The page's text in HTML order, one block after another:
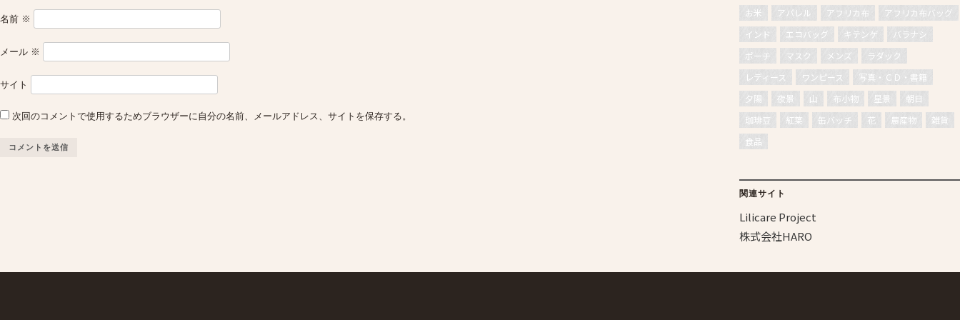
名前 ※
メール ※
サイト
次回のコメントで使用するためブラウザーに自分の名前、メールアドレス、サイトを保存する。
お米 アパレル アフリカ布
アフリカ布バッグ
インド
エコバッグ キテンゲ
バラナシ
ポーチ
マスク メンズ
ラダック
レディース
ワンピース
写真・ＣＤ・書籍
夕陽
夜景 山 布小物 星景
朝日
珈琲豆
紅葉 缶バッチ 花 農産物
雑貨
食品
関連サイト
Lilicare Project
株式会社HARO